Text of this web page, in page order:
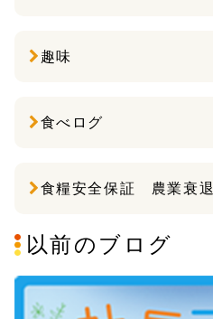
趣味
食べログ
食糧安全保証 農業衰退
以前のブログ